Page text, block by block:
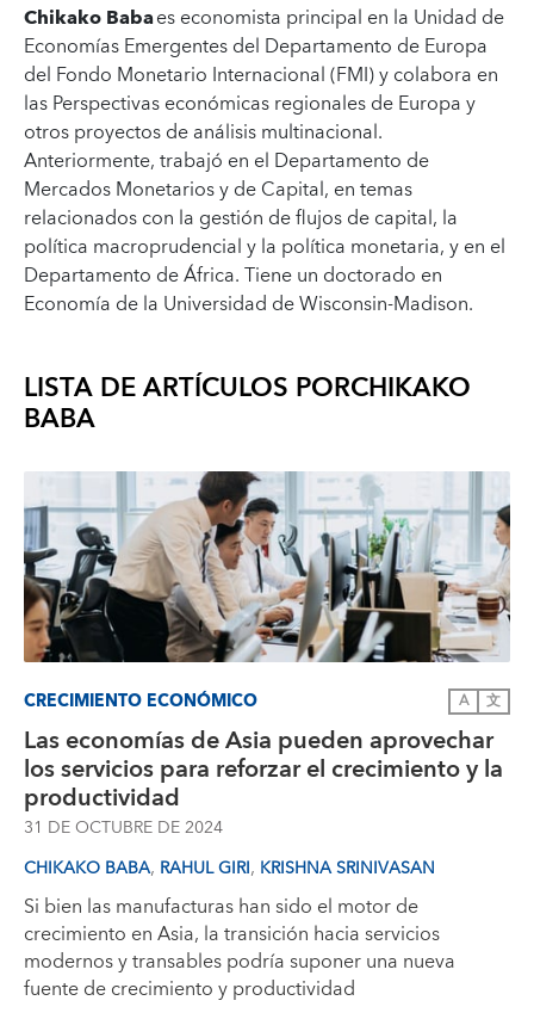
Chikako Babaes economista principal en la Unidad de
Economías Emergentes del Departamento de Europa
del Fondo Monetario Internacional (FMI) y colabora en
las Perspectivas económicas regionales de Europa y
otros proyectos de análisis multinacional.
Anteriormente, trabajó en el Departamento de
Mercados Monetarios y de Capital, en temas
relacionados con la gestión de flujos de capital, la
política macroprudencial y la política monetaria, y en el
Departamento de África. Tiene un doctorado en
Economía de la Universidad de Wisconsin-Madison.
LISTA DE ARTÍCULOS PORCHIKAKO
BABA
CRECIMIENTO ECONÓMICO A 文
Las economías de Asia pueden aprovechar
los servicios para reforzar el crecimiento y la
productividad
31 DE OCTUBRE DE 2024
CHIKAKO BABA, RAHUL GIRI, KRISHNA SRINIVASAN
Si bien las manufacturas han sido el motor de
crecimiento en Asia, la transición hacia servicios
modernos y transables podría suponer una nueva
fuente de crecimiento y productividad